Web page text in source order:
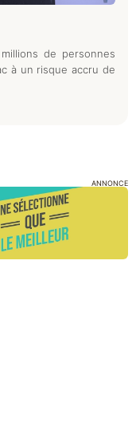
de personnes
à un risque accru de
ANNONCE